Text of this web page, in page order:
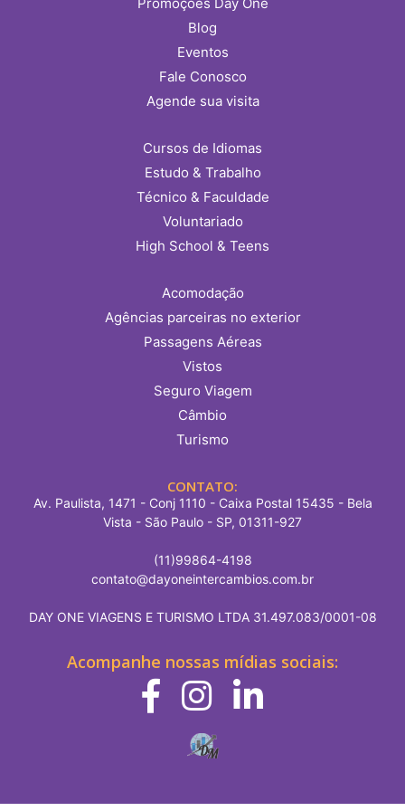
Blog
Eventos
Fale Conosco
Agende sua visita
Cursos de Idiomas
Estudo & Trabalho
Técnico & Faculdade
Voluntariado
High School & Teens
Acomodação
Agências parceiras no exterior
Passagens Aéreas
Vistos
Seguro Viagem
Câmbio
Turismo
CONTATO:
Av. Paulista, 1471 - Conj 1110 - Caixa Postal 15435 - Bela
Vista - São Paulo - SP, 01311-927
(11)99864-4198
contato@dayoneintercambios.com.br
DAY ONE VIAGENS E TURISMO LTDA 31.497.083/0001-08
Acompanhe nossas mídias sociais: